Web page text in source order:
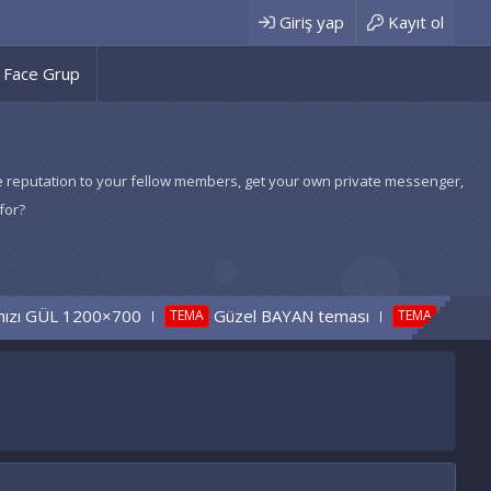
Giriş yap Kayıt ol
Face Grup
to your fellow members, get your own private messenger,
TEMA Güzel BAYAN teması TEMA BAYAN Beyaz gül